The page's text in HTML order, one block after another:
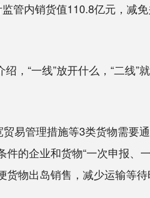
内销货值110.8亿元，减免
，“一线”放开什么，“二线
易管理措施等3类货物需要
的企业和货物“一次申报、
物出岛销售，减少运输等待